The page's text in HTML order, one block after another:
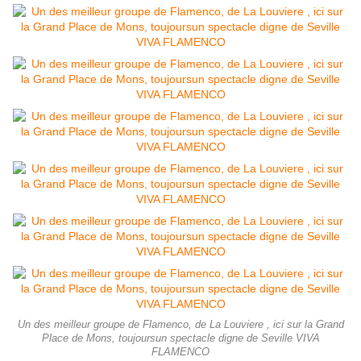
Un des meilleur groupe de Flamenco, de La Louviere , ici sur la Grand
Place de Mons, toujoursun spectacle digne de Seville VIVA
FLAMENCO